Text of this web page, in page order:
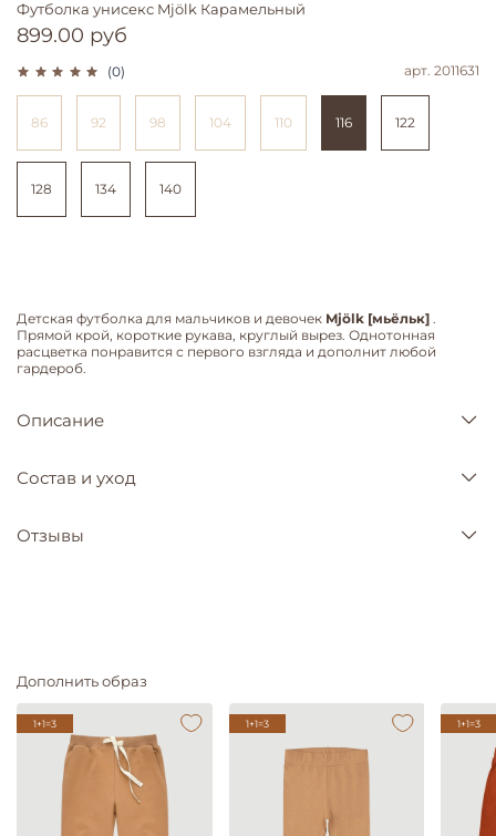
(0) арт. 2011631
Футболка унисекс Mjölk Карамельный
899.00 руб
86 92 98 104 110 116 122
128 134 140
Детская футболка для мальчиков и девочек Mjölk [мьёльк] .
Прямой крой, короткие рукава, круглый вырез. Однотонная
расцветка понравится с первого взгляда и дополнит любой
гардероб.
Описание
Состав и уход
Отзывы
Дополнить образ
1+1=3 1+1=3 1+1=3